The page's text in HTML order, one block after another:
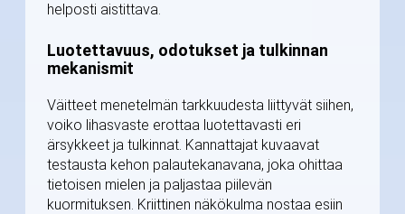
helposti aistittava.
Luotettavuus, odotukset ja tulkinnan
mekanismit
Väitteet menetelmän tarkkuudesta liittyvät siihen,
voiko lihasvaste erottaa luotettavasti eri
ärsykkeet ja tulkinnat. Kannattajat kuvaavat
testausta kehon palautekanavana, joka ohittaa
tietoisen mielen ja paljastaa piilevän
kuormituksen. Kriittinen näkökulma nostaa esiin